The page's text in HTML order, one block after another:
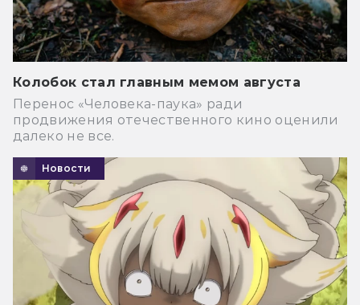
Колобок стал главным мемом августа
Перенос «Человека-паука» ради
продвижения отечественного кино оценили
далеко не все.
Новости